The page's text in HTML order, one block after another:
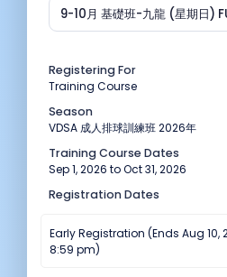
9-10月 基礎班-九龍 (星期日)
Registering For
Training Course
Season
VDSA 成人排球訓練班 2026年
Training Course Dates
Sep 1, 2026 to Oct 31, 2026
Registration Dates
Early Registration (Ends Aug 10,
8:59 pm)